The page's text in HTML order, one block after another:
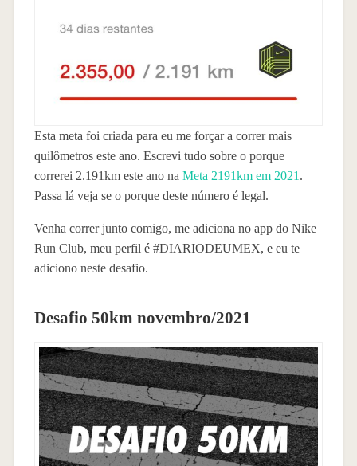
Esta meta foi criada para eu me forçar a correr mais
quilômetros este ano. Escrevi tudo sobre o porque
correrei 2.191km este ano na Meta 2191km em 2021 .
Passa lá veja se o porque deste número é legal.
Venha correr junto comigo, me adiciona no app do Nike
Run Club, meu perfil é #DIARIODEUMEX, e eu te
adiciono neste desafio.
Desafio 50km novembro/2021